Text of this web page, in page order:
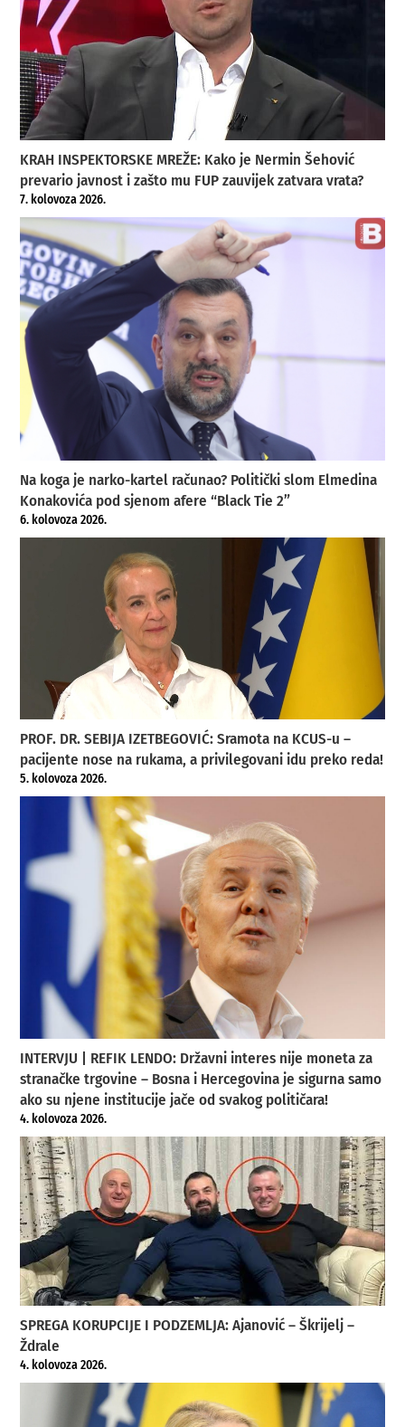
KRAH INSPEKTORSKE MREŽE: Kako je Nermin Šehović
prevario javnost i zašto mu FUP zauvijek zatvara vrata?
7. kolovoza 2026.
Na koga je narko-kartel računao? Politički slom Elmedina
Konakovića pod sjenom afere “Black Tie 2”
6. kolovoza 2026.
PROF. DR. SEBIJA IZETBEGOVIĆ: Sramota na KCUS-u –
pacijente nose na rukama, a privilegovani idu preko reda!
5. kolovoza 2026.
INTERVJU | REFIK LENDO: Državni interes nije moneta za
stranačke trgovine – Bosna i Hercegovina je sigurna samo
ako su njene institucije jače od svakog političara!
4. kolovoza 2026.
SPREGA KORUPCIJE I PODZEMLJA: Ajanović – Škrijelj –
Ždrale
4. kolovoza 2026.